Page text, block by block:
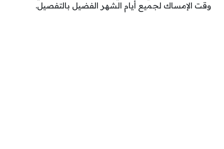
وقت الإمساك لجميع أيام الشهر الفضيل بالتفصيل.